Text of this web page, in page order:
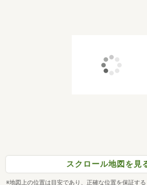
スクロール地図を見
※地図上の位置は目安であり、正確な位置を保証する